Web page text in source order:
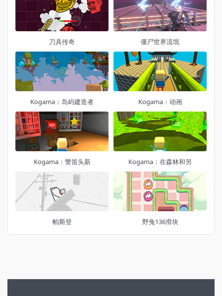
刀具传奇 僵尸世界流氓
Kogama：岛屿建造者 Kogama：动画
Kogama：警笛头新 Kogama：在森林和另
帕斯登 野兔136滑块